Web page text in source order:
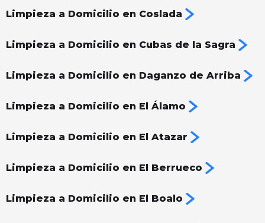
Limpieza a Domicilio en Coslada
Limpieza a Domicilio en Cubas de la Sagra
Limpieza a Domicilio en Daganzo de Arriba
Limpieza a Domicilio en El Álamo
Limpieza a Domicilio en El Atazar
Limpieza a Domicilio en El Berrueco
Limpieza a Domicilio en El Boalo